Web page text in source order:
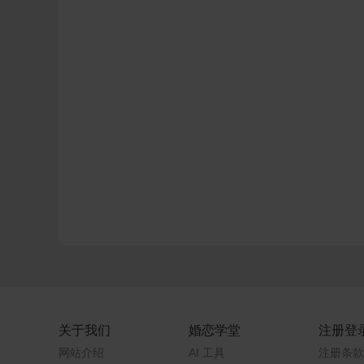
关于我们
网站介绍
婚恋学堂
AI 工具
注册登
注册条款